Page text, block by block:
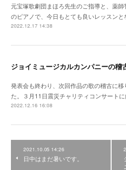
元宝塚歌劇団まほろ先生のご指導と、薬師
のピアノで、今日もとても良いレッスン
2022.12.17 14:38
ジョイミュージカルカンパニーの稽
発表会も終わり、次回作品の歌の稽古に移
た。３月11日震災チャリティコンサート
2022.12.16 16:08
2021.10.05 14:26
日中はまだ暑いです。